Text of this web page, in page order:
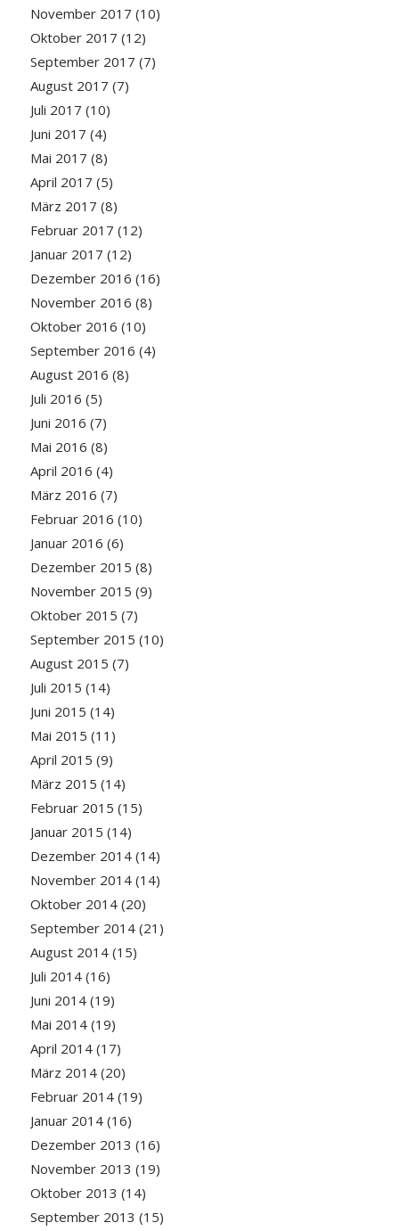
November 2017 (10)
Oktober 2017 (12)
September 2017 (7)
August 2017 (7)
Juli 2017 (10)
Juni 2017 (4)
Mai 2017 (8)
April 2017 (5)
März 2017 (8)
Februar 2017 (12)
Januar 2017 (12)
Dezember 2016 (16)
November 2016 (8)
Oktober 2016 (10)
September 2016 (4)
August 2016 (8)
Juli 2016 (5)
Juni 2016 (7)
Mai 2016 (8)
April 2016 (4)
März 2016 (7)
Februar 2016 (10)
Januar 2016 (6)
Dezember 2015 (8)
November 2015 (9)
Oktober 2015 (7)
September 2015 (10)
August 2015 (7)
Juli 2015 (14)
Juni 2015 (14)
Mai 2015 (11)
April 2015 (9)
März 2015 (14)
Februar 2015 (15)
Januar 2015 (14)
Dezember 2014(14)
November 2014(14)
Oktober 2014(20)
September 2014(21)
August 2014(15)
Juli 2014(16)
Juni 2014(19)
Mai 2014(19)
April 2014(17)
März 2014(20)
Februar 2014(19)
Januar 2014(16)
Dezember 2013 (16)
November 2013 (19)
Oktober 2013 (14)
September 2013 (15)